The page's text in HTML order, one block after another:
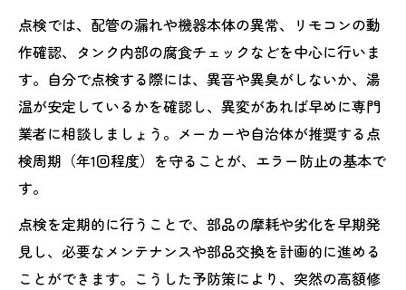
点検では、配管の漏れや機器本体の異常、リモコンの動
作確認、タンク内部の腐食チェックなどを中心に行いま
す。自分で点検する際には、異音や異臭がしないか、湯
温が安定しているかを確認し、異変があれば早めに専門
業者に相談しましょう。メーカーや自治体が推奨する点
検周期（年1回程度）を守ることが、エラー防止の基本で
す。
点検を定期的に行うことで、部品の摩耗や劣化を早期発
見し、必要なメンテナンスや部品交換を計画的に進める
ことができます。こうした予防策により、突然の高額修